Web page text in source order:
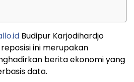
Budipur Karjodihardjo
ini merupakan
berita ekonomi yang
data.